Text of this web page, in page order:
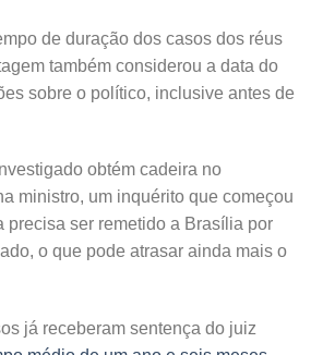
de duração dos casos dos réus
também considerou a data do
sobre o político, inclusive antes de
obtém cadeira no
ministro, um inquérito que começou
precisa ser remetido a Brasília por
o que pode atrasar ainda mais o
já receberam sentença do juiz